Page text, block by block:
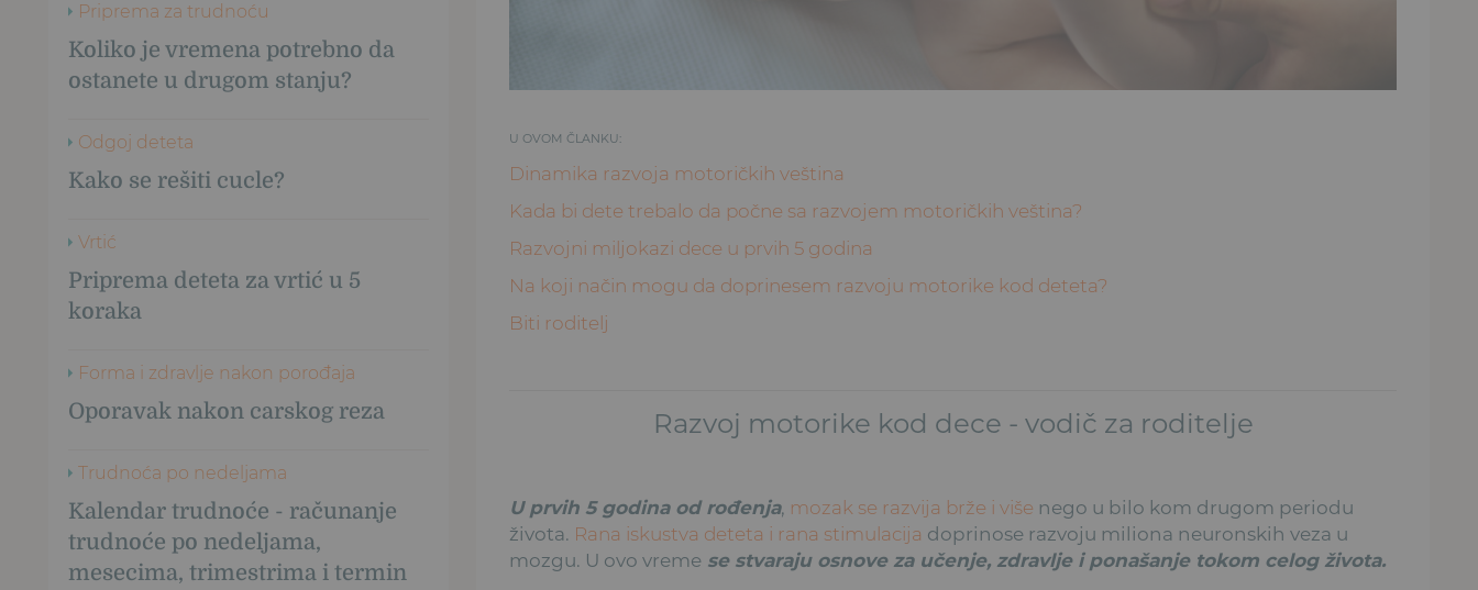
Priprema za trudnoću
Koliko je vremena potrebno da
ostanete u drugom stanju?
Odgoj deteta
Kako se rešiti cucle?
Vrtić
Priprema deteta za vrtić u 5
koraka
Forma i zdravlje nakon porođaja
Oporavak nakon carskog reza
Trudnoća po nedeljama
Kalendar trudnoće - računanje
trudnoće po nedeljama,
mesecima, trimestrima i termin
U OVOM ČLANKU:
Dinamika razvoja motoričkih veština
Kada bi dete trebalo da počne sa razvojem motoričkih veština?
Razvojni miljokazi dece u prvih 5 godina
Na koji način mogu da doprinesem razvoju motorike kod deteta?
Biti roditelj
Razvoj motorike kod dece - vodič za roditelje
U prvih 5 godina od rođenja, mozak se razvija brže i više nego u bilo kom drugom periodu
života. Rana iskustva deteta i rana stimulacija doprinose razvoju miliona neuronskih veza u
mozgu. U ovo vreme se stvaraju osnove za učenje, zdravlje i ponašanje tokom celog života.